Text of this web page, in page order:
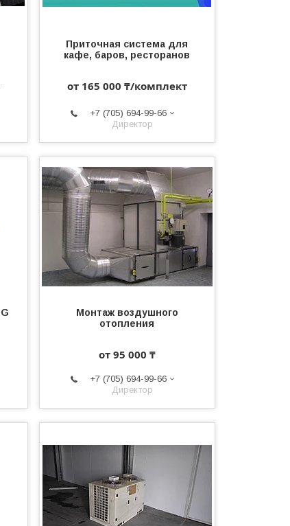
Приточная система для
кафе, баров, ресторанов
от 165 000 ₸/комплект
+7 (705) 694-99-66
Директор
Монтаж воздушного
отопления
от 95 000 ₸
+7 (705) 694-99-66
Директор